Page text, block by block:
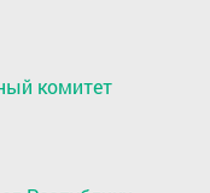
комитет